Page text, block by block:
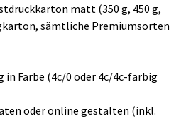
matt (350 g, 450 g,
sämtliche Premiumsorten
in Farbe (4c/0 oder 4c/4c-farbig
oder online gestalten (inkl.